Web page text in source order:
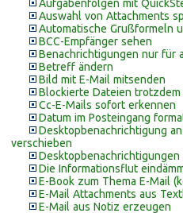
Aufgabenfolgen mit
Auswahl von Attachments
Automatische Grußformeln
BCC-Empfänger sehen
Benachrichtigungen nur für
Betreff ändern
Bild mit E-Mail mitsenden
Blockierte Dateien
Cc-E-Mails sofort erkennen
Datum im Posteingang
Desktopbenachrichtigung
verschieben
Desktopbenachrichtigungen
Die Informationsflut
E-Book zum Thema E-Mail
E-Mail Attachments aus
E-Mail aus Notiz erzeugen